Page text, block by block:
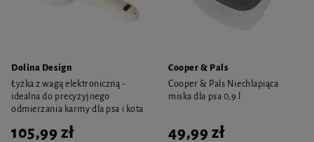
Dolina Design
Łyżka z wagą elektroniczną -
idealna do precyzyjnego
odmierzania karmy dla psa i kota
105,99 zł
Cooper & Pals
Cooper & Pals Niechlapiąca
miska dla psa 0,9 l
49,99 zł